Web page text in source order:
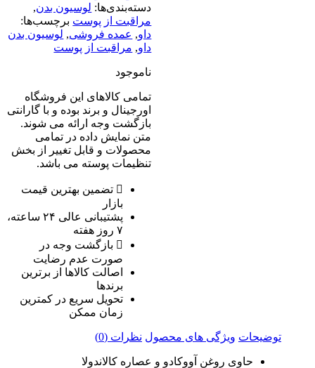
دسته‌بندی‌ها: لوسیون بدن,
مراقبت از پوست برچسب‌ها:
داو, عمده فروشی, لوسیون بدن
داو, مراقبت از پوست
ناموجود
تمامی کالاهای این فروشگاه
اورجینال و برند بوده و با گارانتی
بازگشت وجه ارائه می شوند.
متن نمایش داده در تمامی
محصولات و قابل تغییر از بخش
تنظیمات پوسته می باشد.
تضمین بهترین قیمت
بازار
پشتیبانی عالی ۲۴ ساعته،
۷ روز هفته
بازگشت وجه در
صورت عدم رضایت
اصالت کالاها از برترین
برندها
تحویل سریع در کمترین
زمان ممکن
توضیحات ویژگی های محصول نظرات (0)
حاوی روغن آووکادو و عصاره کالاندولا